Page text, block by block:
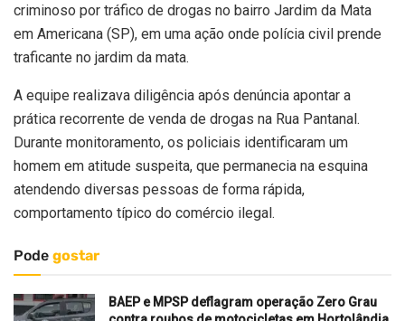
criminoso por tráfico de drogas no bairro Jardim da Mata
em Americana (SP), em uma ação onde polícia civil prende
traficante no jardim da mata.
A equipe realizava diligência após denúncia apontar a
prática recorrente de venda de drogas na Rua Pantanal.
Durante monitoramento, os policiais identificaram um
homem em atitude suspeita, que permanecia na esquina
atendendo diversas pessoas de forma rápida,
comportamento típico do comércio ilegal.
Pode gostar
BAEP e MPSP deflagram operação Zero Grau